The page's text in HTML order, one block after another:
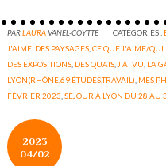
PARLAURAVANEL-COYTTE CATÉGORIES :
J'AIME. DES PAYSAGES ,CE QUE J'AIME/QUI
DES EXPOSITIONS DES QUAIS J'AI VU LA
LYON(RHÔNE,69:ÉTUDES,TRAVAIL) MES
FÉVRIER 2023 ,SÉJOUR À LYON DU 28 AU
2023
04/02